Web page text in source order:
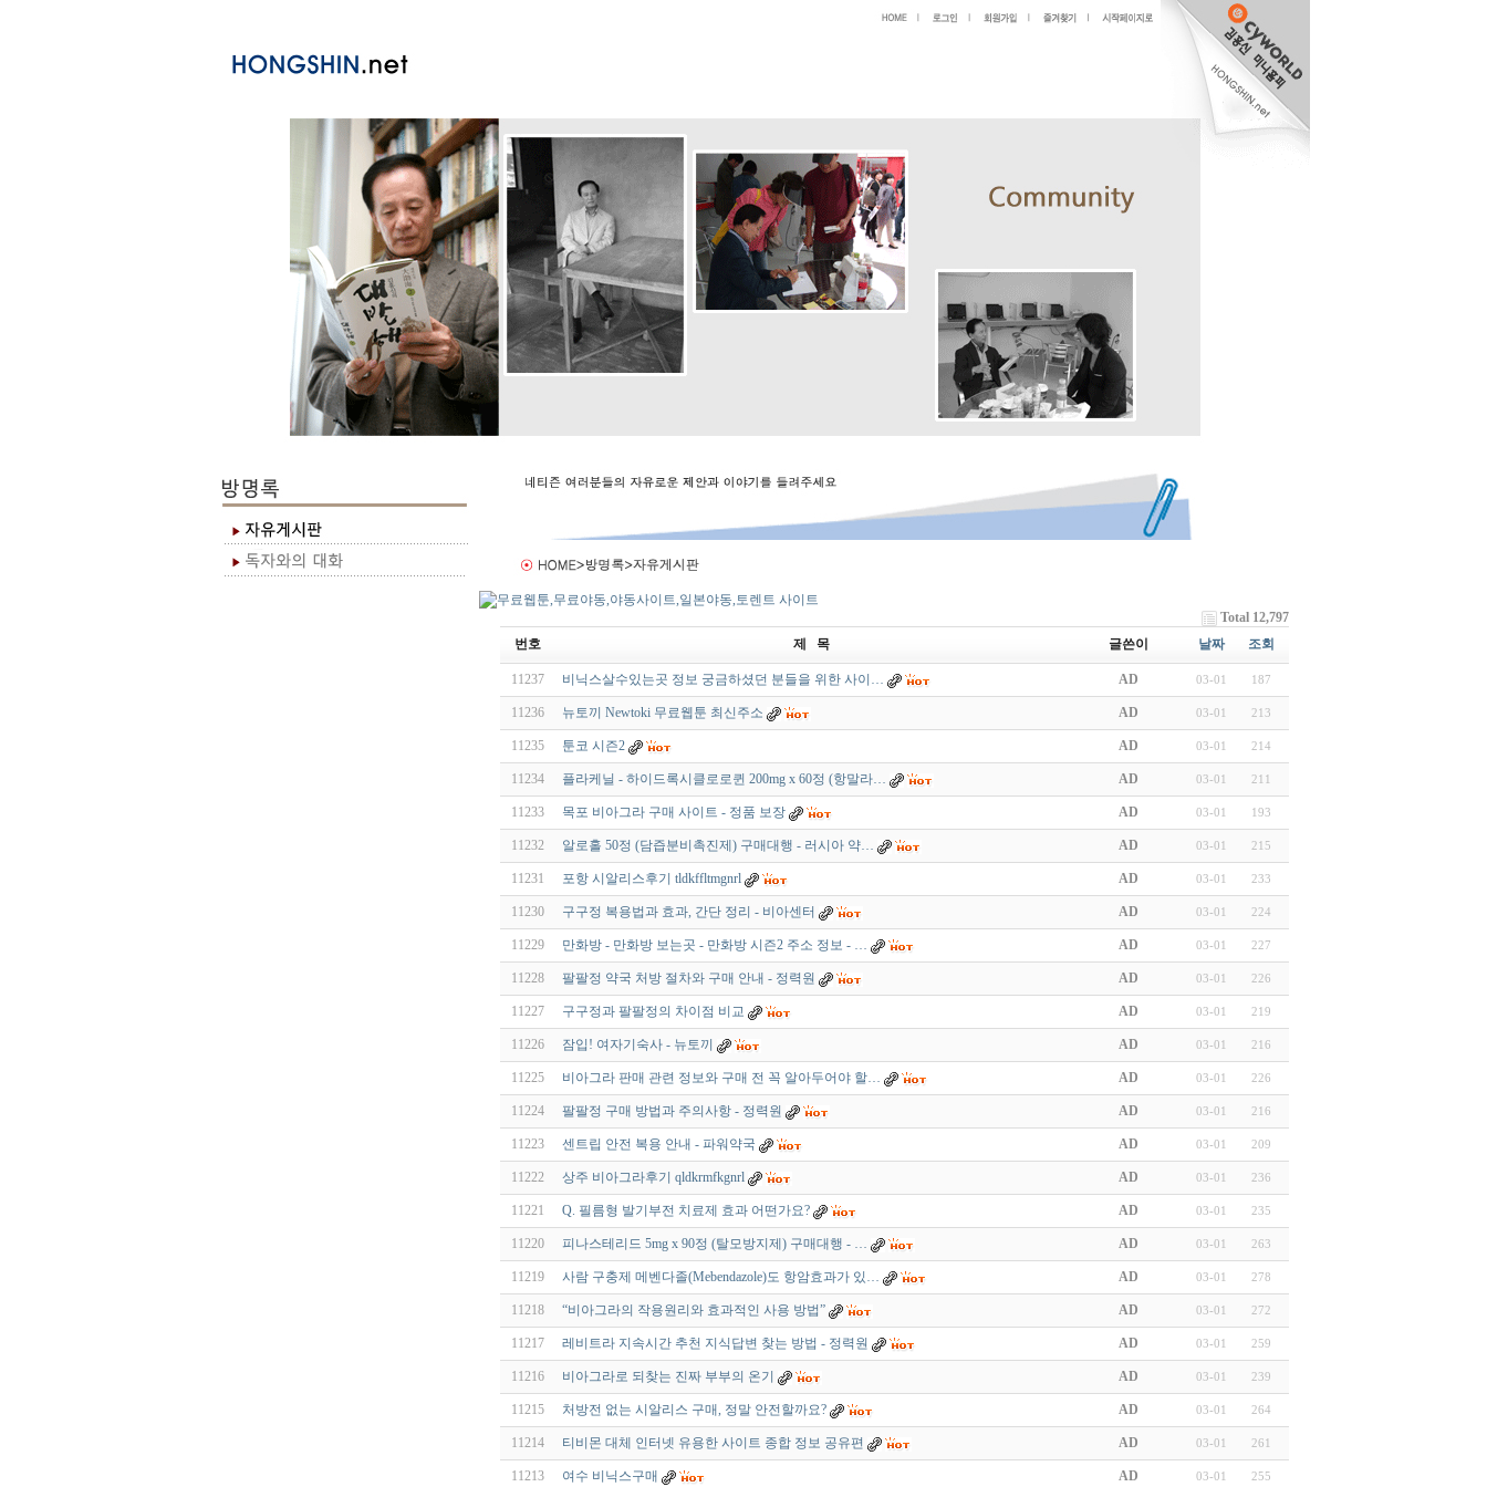
Total 12,797
번호
제 목 글쓴이 날짜 조회
11237 비닉스살수있는곳 정보 궁금하셨던 분들을 위한 사이… AD 03-01 187
11236 뉴토끼 Newtoki 무료웹툰 최신주소 AD 03-01 213
11235 툰코 시즌2 AD 03-01 214
11234 플라케닐 - 하이드록시클로로퀸 200mg x 60정 (항말라… AD 03-01 211
11233 목포 비아그라 구매 사이트 - 정품 보장 AD 03-01 193
11232 알로홀 50정 (담즙분비촉진제) 구매대행 - 러시아 약… AD 03-01 215
11231 포항 시알리스후기 tldkffltmgnrl AD 03-01 233
11230 구구정 복용법과 효과, 간단 정리 - 비아센터 AD 03-01 224
11229 만화방 - 만화방 보는곳 - 만화방 시즌2 주소 정보 - … AD 03-01 227
11228 팔팔정 약국 처방 절차와 구매 안내 - 정력원 AD 03-01 226
11227 구구정과 팔팔정의 차이점 비교 AD 03-01 219
11226 잠입! 여자기숙사 - 뉴토끼 AD 03-01 216
11225 비아그라 판매 관련 정보와 구매 전 꼭 알아두어야 할… AD 03-01 226
11224 팔팔정 구매 방법과 주의사항 - 정력원 AD 03-01 216
11223 센트립 안전 복용 안내 - 파워약국 AD 03-01 209
11222 상주 비아그라후기 qldkrmfkgnrl AD 03-01 236
11221 Q. 필름형 발기부전 치료제 효과 어떤가요? AD 03-01 235
11220 피나스테리드 5mg x 90정 (탈모방지제) 구매대행 - … AD 03-01 263
11219 사람 구충제 메벤다졸(Mebendazole)도 항암효과가 있… AD 03-01 278
11218 “비아그라의 작용원리와 효과적인 사용 방법” AD 03-01 272
11217 레비트라 지속시간 추천 지식답변 찾는 방법 - 정력원 AD 03-01 259
11216 비아그라로 되찾는 진짜 부부의 온기 AD 03-01 239
11215 처방전 없는 시알리스 구매, 정말 안전할까요? AD 03-01 264
11214 티비몬 대체 인터넷 유용한 사이트 종합 정보 공유편 AD 03-01 261
11213 여수 비닉스구매 AD 03-01 255